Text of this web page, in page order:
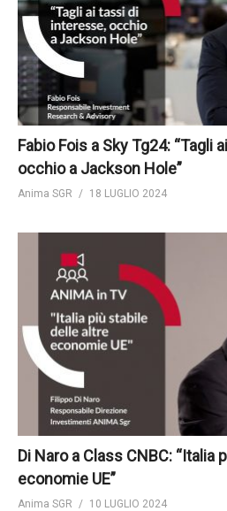
Fabio Fois a Sky Tg24: “Tagli
occhio a Jackson Hole”
Anima SGR 18 LUGLIO 2024
Di Naro a Class CNBC: “Italia
economie UE”
Anima SGR 10 LUGLIO 2024